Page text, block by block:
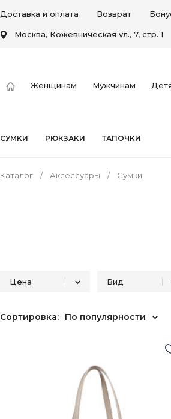
Доставка и оплата Возврат
Москва, Кожевническая ул., 7, стр. 1
Женщинам Мужчинам
СУМКИ РЮКЗАКИ ТАПОЧКИ
Каталог Аксессуары Сумки
Цена
От До
Вид
Сортировка: По популярности